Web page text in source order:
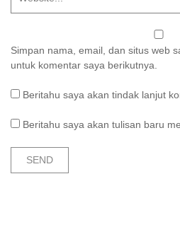
Simpan nama, email, dan situs web
untuk komentar saya berikutnya.
Beritahu saya akan tindak lanjut
Beritahu saya akan tulisan baru